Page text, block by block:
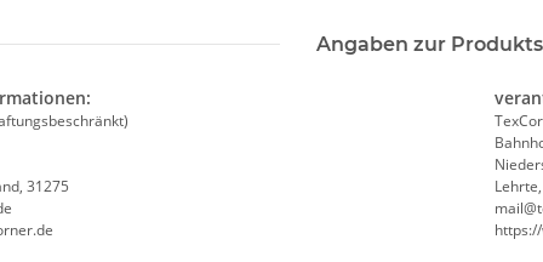
Angaben zur
31275
#190
LEITUNG
Piktogramm